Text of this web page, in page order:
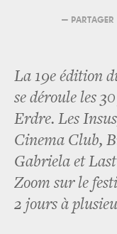
— PARTAGER
La 19e édition
se déroule les
Erdre. Les
Cinema Club,
Gabriela et
Zoom sur le
2 jours à